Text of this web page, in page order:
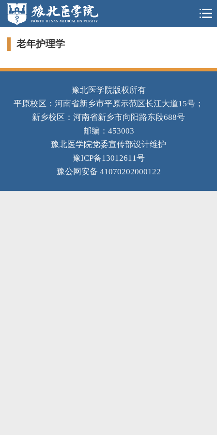
老年护理学
豫北医学院版权所有
平原校区：河南省新乡市平原示范区长江大道15号；
新乡校区：河南省新乡市向阳路东段688号
邮编：453003
豫北医学院党委宣传部设计维护
豫ICP备13012611号
豫公网安备 41070202000122